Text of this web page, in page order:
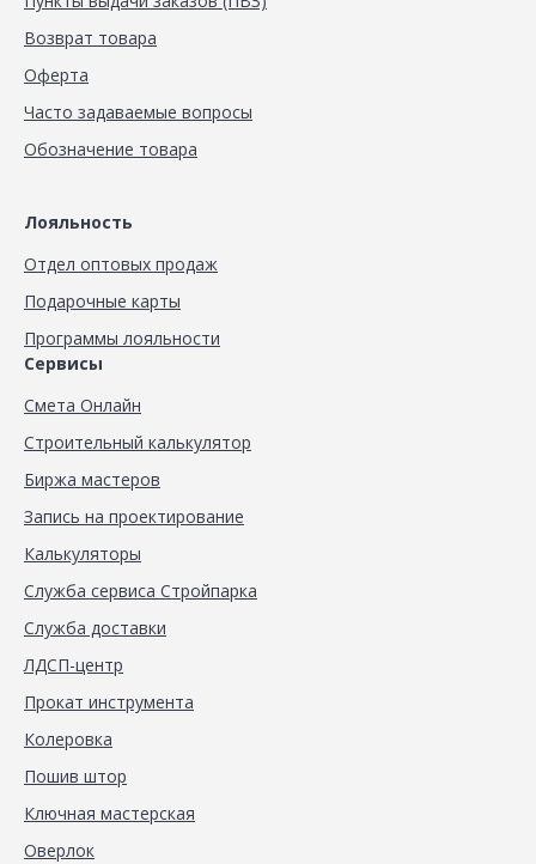
Возврат товара
Оферта
Часто задаваемые вопросы
Обозначение товара
Лояльность
Отдел оптовых продаж
Подарочные карты
Программы лояльности
Сервисы
Смета Онлайн
Строительный калькулятор
Биржа мастеров
Запись на проектирование
Калькуляторы
Служба сервиса Стройпарка
Служба доставки
ЛДСП-центр
Прокат инструмента
Колеровка
Пошив штор
Ключная мастерская
Оверлок